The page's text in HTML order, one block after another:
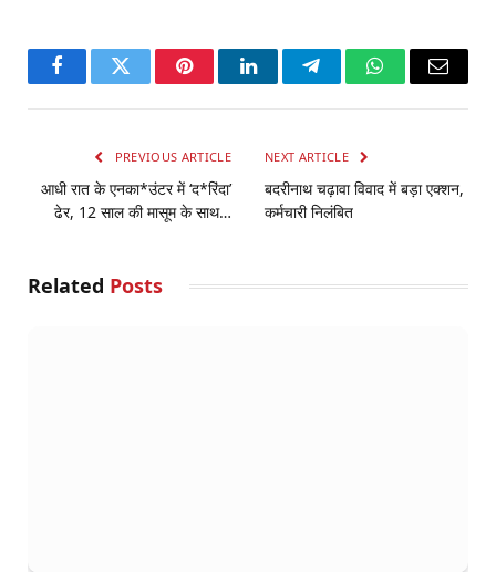
FacebookTwitter PinterestLinkedInTelegramWhatsApp
Email
PREVIOUS ARTICLE
आधी रात के एनका*उंटर में ‘द*रिंदा’
ढेर, 12 साल की मासूम के साथ…
NEXT ARTICLE
बदरीनाथ चढ़ावा विवाद में बड़ा एक्शन,
कर्मचारी निलंबित
Related Posts